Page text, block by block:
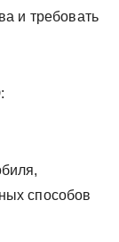
и требовать
способов